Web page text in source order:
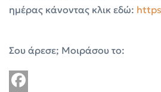
ημέρας κάνοντας κλικ εδώ:
Σου άρεσε; Μοιράσου το: